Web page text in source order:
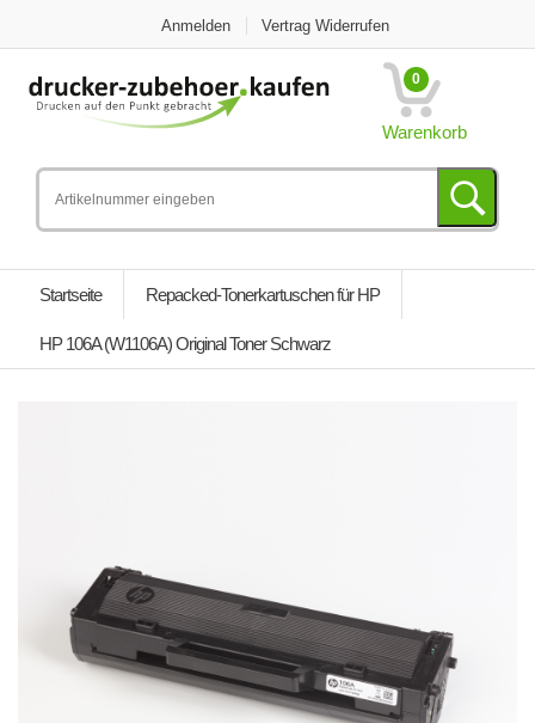
Anmelden Vertrag Widerrufen
0
Warenkorb
Startseite Repacked-Tonerkartuschen für HP
HP 106A (W1106A) Original Toner Schwarz